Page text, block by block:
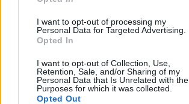
I want to opt-out of processing my
Personal Data for Targeted Advertising.
Opted In
I want to opt-out of Collection, Use,
Retention, Sale, and/or Sharing of my
Personal Data that Is Unrelated with the
Purposes for which it was collected.
Opted Out